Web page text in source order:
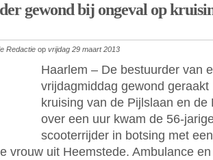
gewond bij ongeval op
Redactie op vrijdag 29 maart 2013
Haarlem – De bestuurder van
vrijdagmiddag gewond
kruising van de Pijlslaan en
over een uur kwam de 56-
scooterrijder in botsing met
vrouw uit Heemstede. Ambulance